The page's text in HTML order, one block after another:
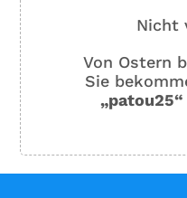
Nicht
Von Ostern
Sie
„patou25“